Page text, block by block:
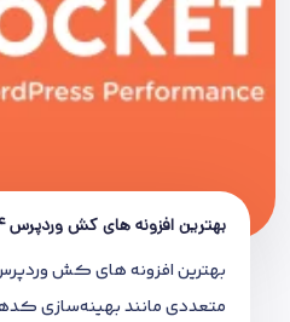
بهترین افزونه های کش وردپرس 2024
متعددی مانند بهینه‌سازی